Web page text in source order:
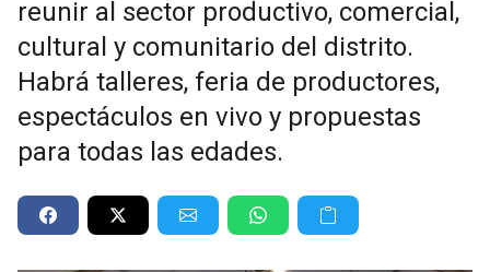
reunir al sector productivo, comercial,
cultural y comunitario del distrito.
Habrá talleres, feria de productores,
espectáculos en vivo y propuestas
para todas las edades.